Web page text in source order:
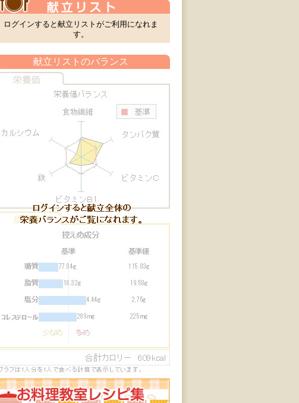
ログインすると献立リストがご利用になれま
す。
献立リストのバランス